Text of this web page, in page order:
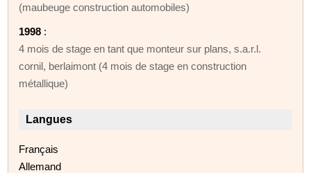
(maubeuge construction automobiles)
1998 :
4 mois de stage en tant que monteur sur plans, s.a.r.l.
cornil, berlaimont (4 mois de stage en construction
métallique)
Langues
Français
Allemand